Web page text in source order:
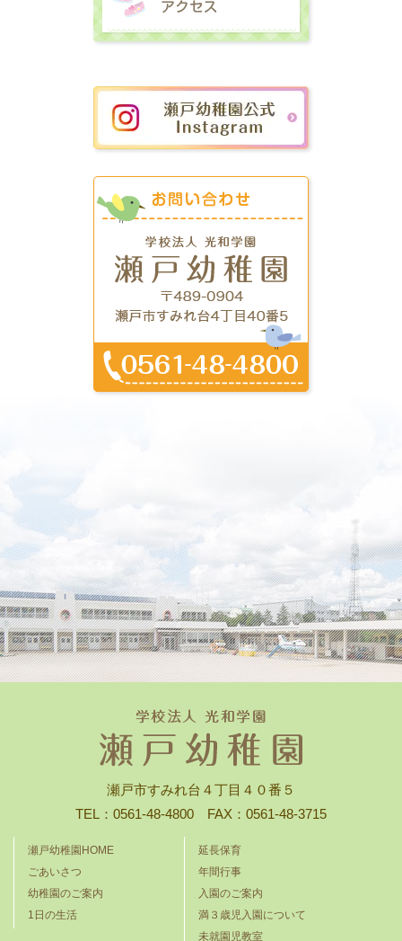
瀬戸市すみれ台４丁目４０番５
TEL：0561-48-4800 FAX：0561-48-3715
瀬戸幼稚園HOME
ごあいさつ
幼稚園のご案内
1日の生活
延長保育
年間行事
入園のご案内
満３歳児入園について
未就園児教室